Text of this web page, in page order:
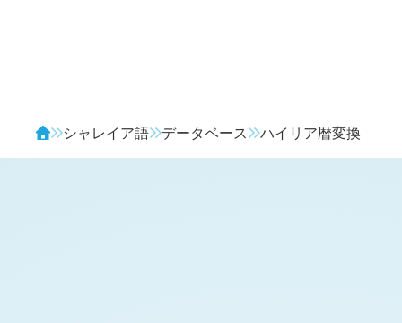
シャレイア語 データベース ハイリア暦変換